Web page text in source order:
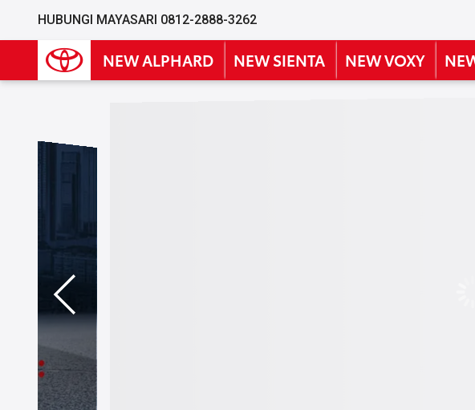
HUBUNGI MAYASARI 0812-2888-3262
NEW ALPHARD NEW SIENTA NEW VOXY